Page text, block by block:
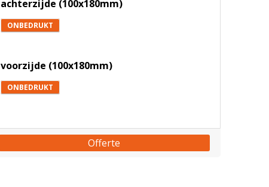
achterzijde (100x180mm)
ONBEDRUKT
voorzijde (100x180mm)
ONBEDRUKT
Offerte